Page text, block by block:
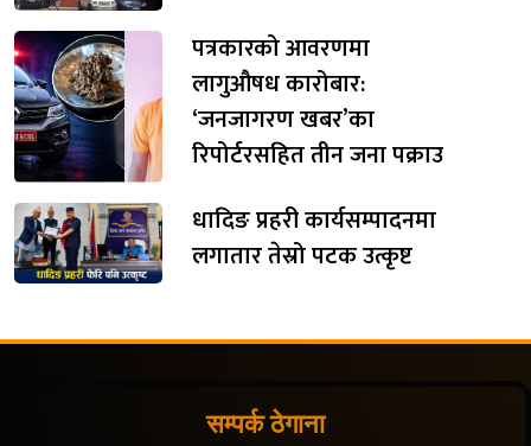
पत्रकारको आवरणमा
लागुऔषध कारोबार:
‘जनजागरण खबर’का
रिपोर्टरसहित तीन जना पक्राउ
धादिङ प्रहरी कार्यसम्पादनमा
लगातार तेस्रो पटक उत्कृष्ट
सम्पर्क ठेगाना